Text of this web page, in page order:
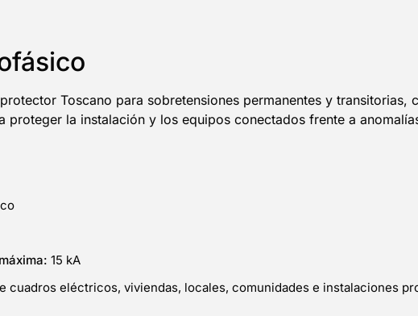
Toscano para sobretensiones permanentes y
proteger la instalación y los equipos conectados frente a
15 kA
cuadros eléctricos, viviendas, locales, comunidades e instalaciones